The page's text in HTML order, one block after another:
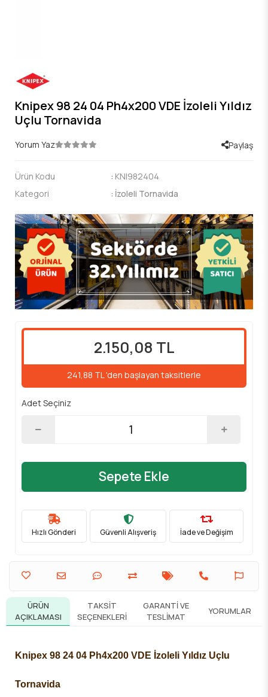
Knipex 98 24 04 Ph4x200 VDE İzoleli Yıldız
Uçlu Tornavida
Yorum Yaz Paylaş
Ürün Kodu : KNI982404
Kategori
: İzoleli Tornavida
2.150,08 TL
241,88 TL 'den başlayan taksitlerle
Adet Seçiniz
Sepete Ekle
Hızlı Gönderi Güvenli Alışveriş İade ve Değişim
ÜRÜN
AÇIKLAMASI
TAKSIT
SEÇENEKLERI
GARANTI VE
TESLIMAT
YORUMLAR
Knipex 98 24 04 Ph4x200 VDE İzoleli Yıldız Uçlu
Tornavida